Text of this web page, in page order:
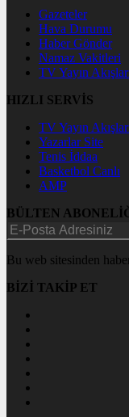
Gazeteler
Hava Durumu
Haber Gönder
Namaz Vakitleri
TV Yayın
HIZLI SERVİS
TV Yayın
Yazarlar Site
Tenis İddaa
Basketbol Canlı
AMP
BÜLTEN
Bu web sitesinden
BİZİ TAKİP ET